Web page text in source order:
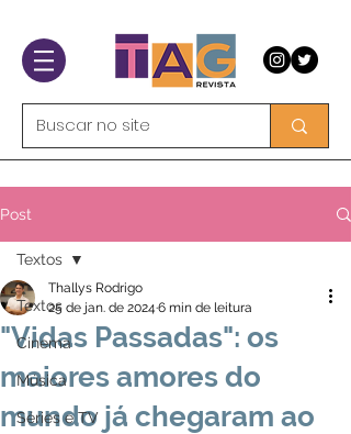
Post
Textos
Cinema
Música
Séries e TV
Textos
"Vidas Passadas": os
maiores amores do
mundo já chegaram ao
Thallys Rodrigo
25 de jan. de 2024 6 min de leitura